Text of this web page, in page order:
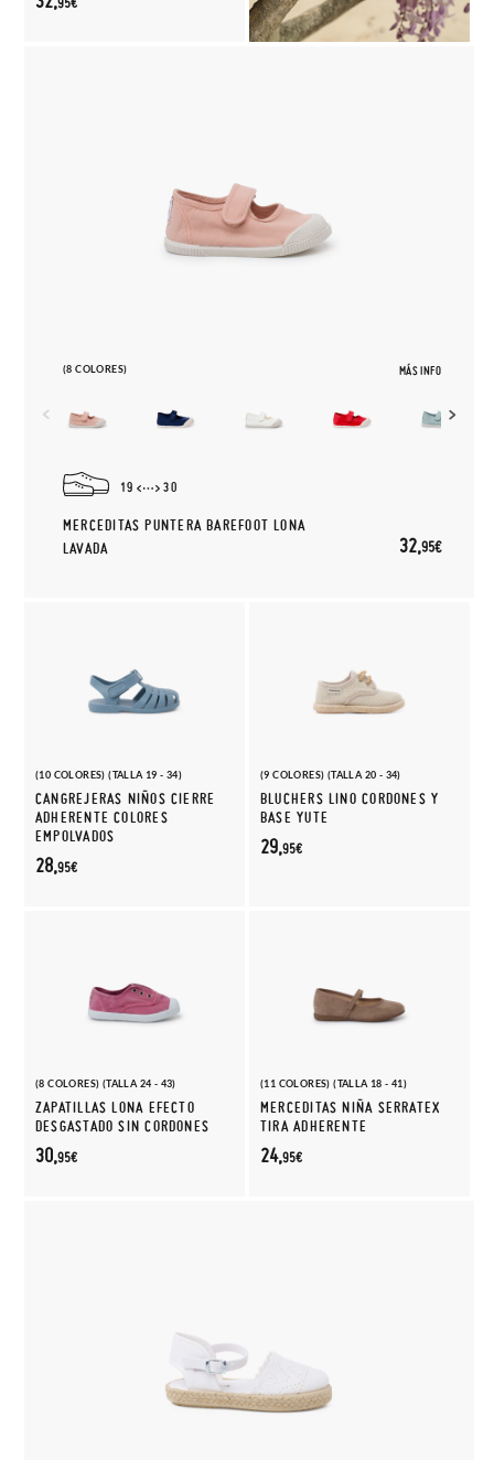
(8 COLORES) MÁS INFO
19 30
MERCEDITAS PUNTERA BAREFOOT LONA
LAVADA
32,95€
(10 COLORES) (TALLA 19 - 34)
CANGREJERAS NIÑOS CIERRE
ADHERENTE COLORES
EMPOLVADOS
28,95€
(9 COLORES) (TALLA 20 - 34)
BLUCHERS LINO CORDONES Y
BASE YUTE
29,95€
(8 COLORES) (TALLA 24 - 43)
ZAPATILLAS LONA EFECTO
DESGASTADO SIN CORDONES
30,95€
(11 COLORES) (TALLA 18 - 41)
MERCEDITAS NIÑA SERRATEX
TIRA ADHERENTE
24,95€